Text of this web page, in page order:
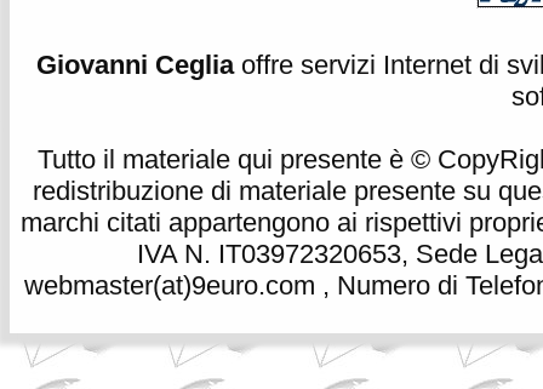
Giovanni Cegliaoffre servizi Internet di
Tutto il materiale qui presente è ©
redistribuzione di materiale presente su
marchi citati appartengono ai rispettivi
IVA N. IT03972320653, Sede
webmaster(at)9euro.com , Numero di